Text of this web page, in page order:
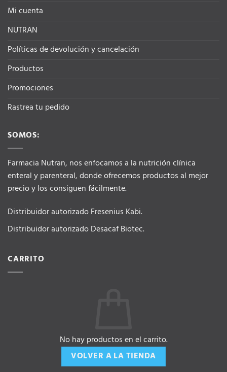
Mi cuenta
NUTRAN
Políticas de devolución y cancelación
Productos
Promociones
Rastrea tu pedido
SOMOS:
Farmacia Nutran, nos enfocamos a la nutrición clínica
enteral y parenteral, donde ofrecemos productos al mejor
precio y los consiguen fácilmente.
Distribuidor autorizado Fresenius Kabi.
Distribuidor autorizado Desacaf Biotec.
CARRITO
No hay productos en el carrito.
VOLVER A LA TIENDA